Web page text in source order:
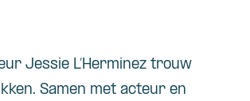
Jessie L’Herminez trouw
Samen met acteur en